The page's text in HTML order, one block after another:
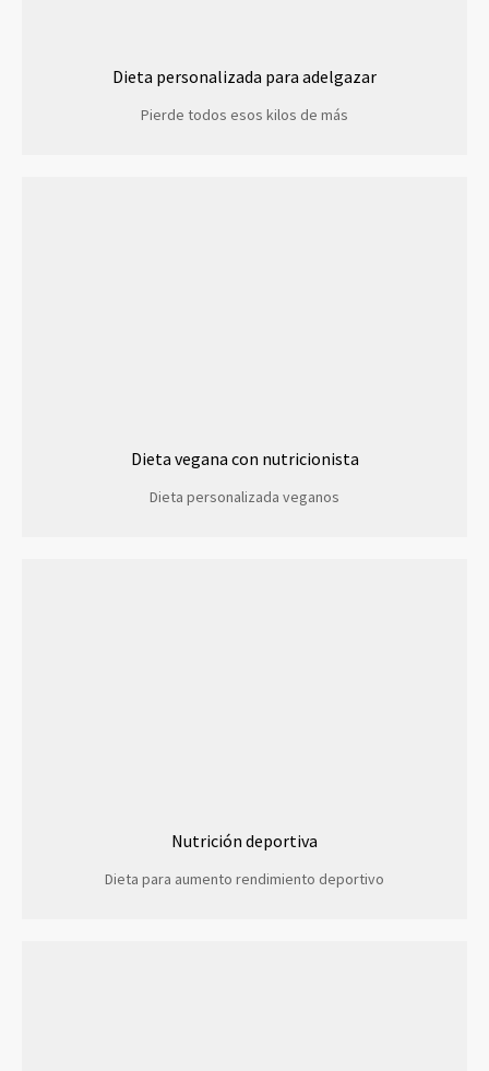
Dieta personalizada para adelgazar
Pierde todos esos kilos de más
Dieta vegana con nutricionista
Dieta personalizada veganos
Nutrición deportiva
Dieta para aumento rendimiento deportivo